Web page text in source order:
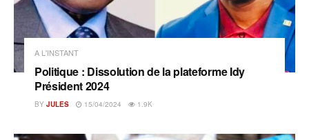
A L'INSTANT
Politique : Dissolution de la plateforme Idy
Président 2024
BY JULES 15/04/2024 1.9K